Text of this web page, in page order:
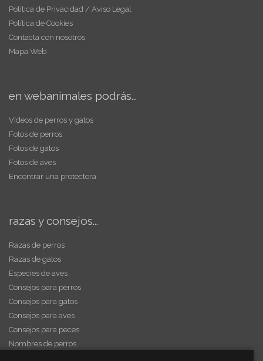
Política de Privacidad / Aviso Legal
Política de Cookies
Contacta con nosotros
Mapa Web
en webanimales podrás...
Vídeos de perros y gatos
Fotos de perros
Fotos de gatos
Fotos de aves
Encontrar una protectora
razas y consejos...
Razas de perros
Razas de gatos
Especies de aves
Consejos para perros
Consejos para gatos
Consejos para aves
Consejos para peces
Nombres de perros